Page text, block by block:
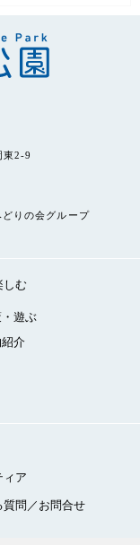
2-9
りの会グループ
しむ
遊ぶ
介
ィア
質問／お問合せ